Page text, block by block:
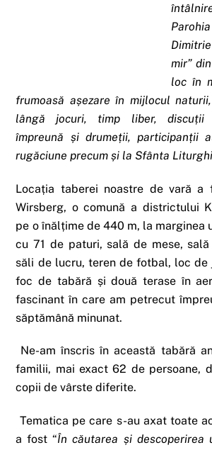
mir”
loc în
frumoasă așezare în mijlocul
lângă jocuri, timp liber, discuții
împreună și drumeții, participanții
rugăciune precum și la Sfânta
Locația taberei noastre de vară a
Wirsberg, o comună a districtului
pe o înălțime de 440 m, la marginea
cu 71 de paturi, sală de mese,
săli de lucru, teren de fotbal, loc de
foc de tabără și două terase în
fascinant în care am petrecut
săptămână minunat.
Ne-am înscris în această tabără
familii, mai exact 62 de persoane,
copii de vârste diferite.
Tematica pe care s-au axat toate
a fost “În căutarea și descoperirea